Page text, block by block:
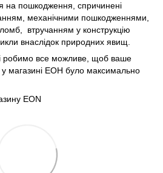
на пошкодження, спричинені
механічними пошкодженнями,
втручанням у конструкцію
внаслідок природних явищ.
робимо все можливе, щоб ваше
у магазині ЕОН було максимально
EON